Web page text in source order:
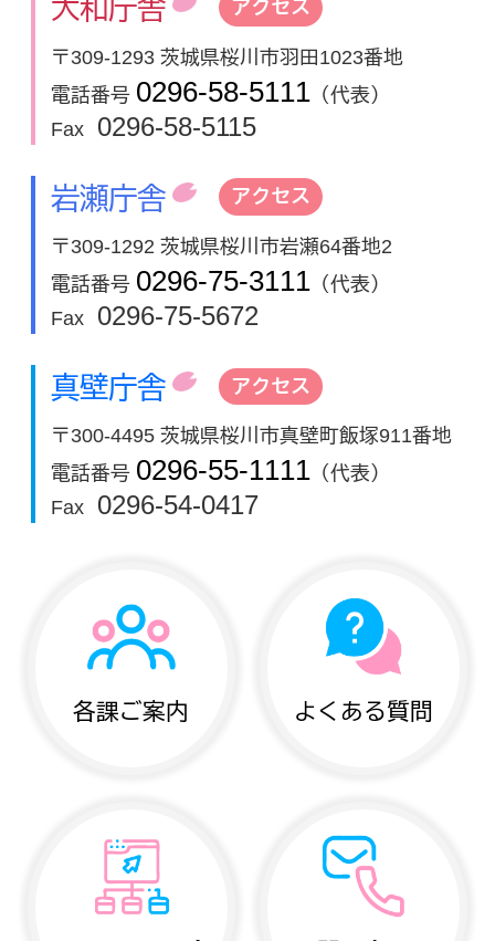
大和庁舎 アクセス
〒309-1293 茨城県桜川市羽田1023番地
電話番号 0296-58-5111 （代表）
Fax
0296-58-5115
岩瀬庁舎 アクセス
〒309-1292 茨城県桜川市岩瀬64番地2
電話番号 0296-75-3111 （代表）
Fax
0296-75-5672
真壁庁舎 アクセス
〒300-4495 茨城県桜川市真壁町飯塚911番地
電話番号 0296-55-1111 （代表）
Fax
0296-54-0417
各課ご案内 よくある質問